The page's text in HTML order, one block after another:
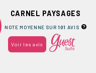
CARNEL PAYSAGES
NOTE MOYENNE SUR101 AVIS
Voir les avis